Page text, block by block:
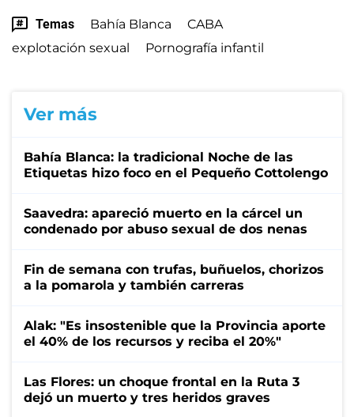
Temas Bahía Blanca
CABA
explotación sexual
Pornografía infantil
Ver más
Bahía Blanca: la tradicional Noche de las
Etiquetas hizo foco en el Pequeño Cottolengo
Saavedra: apareció muerto en la cárcel un
condenado por abuso sexual de dos nenas
Fin de semana con trufas, buñuelos, chorizos
a la pomarola y también carreras
Alak: "Es insostenible que la Provincia aporte
el 40% de los recursos y reciba el 20%"
Las Flores: un choque frontal en la Ruta 3
dejó un muerto y tres heridos graves